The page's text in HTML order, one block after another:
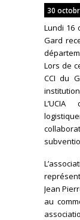
30
Lundi 16
Gard
Lors de
CCI du
Jean
au